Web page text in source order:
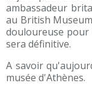
ambassadeur
au British
douloureuse pour
sera définitive.
A savoir
musée d'Athènes.